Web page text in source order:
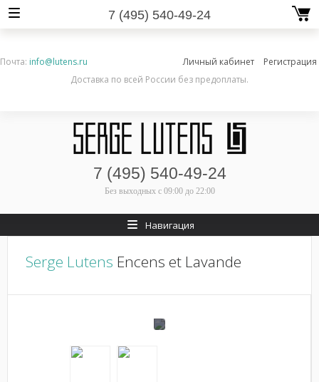
7 (495) 540-49-24
Почта: info@lutens.ru Личный кабинет
Регистрация
Доставка по всей России без предоплаты.
7 (495) 540-49-24
Без выходных с 09:00 до 22:00
Навигация
Serge Lutens Encens et Lavande